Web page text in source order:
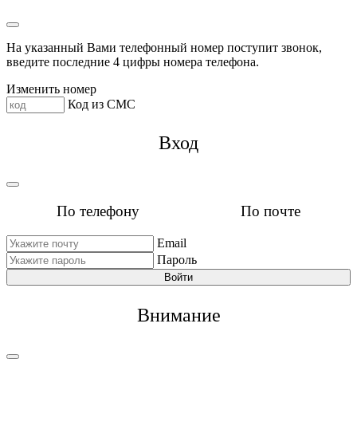
На указанный Вами телефонный номер поступит звонок,
введите последние 4 цифры номера телефона.
Изменить номер
Код из СМС
Вход
По телефону По почте
Email
Пароль
Войти
Внимание